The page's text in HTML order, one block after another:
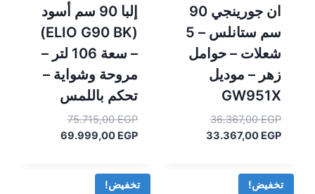
ان جورينجي 90
سم ستانلس – 5
شعلات – حوامل
زهر – موديل
GW951X
36.367,00EGP
السعر
الأصلي33.367,00 EGP
السعر
إلبا 90 سم أسود
(ELIO G90 BK)
– سعة 106 لتر –
مروحة وشواية –
تحكم باللمس
75.715,00EGP
السعر
الأصلي69.999,00 EGP
السعر
تخفيض! تخفيض!